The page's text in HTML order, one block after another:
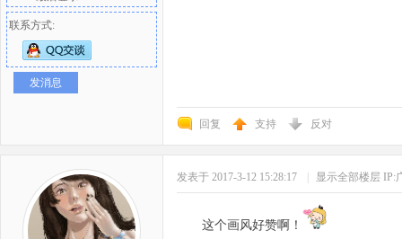
联系方式:
发消息
回复 支持 反对
发表于 2017-3-12 15:28:17 显示全部楼层 IP:
这个画风好赞啊！